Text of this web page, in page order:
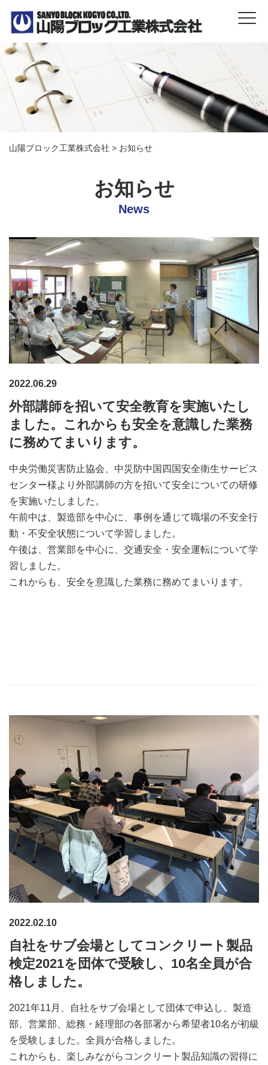
山陽ブロック工業株式会社 > お知らせ
お知らせ
News
2022.06.29
外部講師を招いて安全教育を実施いたし
ました。これからも安全を意識した業務
に務めてまいります。
中央労働災害防止協会、中災防中国四国安全衛生サービス
センター様より外部講師の方を招いて安全についての研修
を実施いたしました。
午前中は、製造部を中心に、事例を通じて職場の不安全行
動・不安全状態について学習しました。
午後は、営業部を中心に、交通安全・安全運転について学
習しました。
これからも、安全を意識した業務に務めてまいります。
2022.02.10
自社をサブ会場としてコンクリート製品
検定2021を団体で受験し、10名全員が合
格しました。
2021年11月、自社をサブ会場として団体で申込し、製造
部、営業部、総務・経理部の各部署から希望者10名が初級
を受験しました。全員が合格しました。
これからも、楽しみながらコンクリート製品知識の習得に